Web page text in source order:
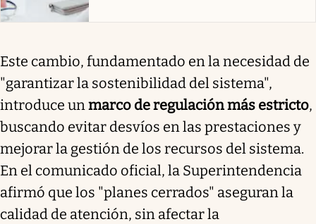
Este cambio, fundamentado en la necesidad de
"garantizar la sostenibilidad del sistema",
introduce unmarco de regulación más estricto,
buscando evitar desvíos en las prestaciones y
mejorar la gestión de los recursos del sistema.
En el comunicado oficial, la Superintendencia
afirmó que los "planes cerrados" aseguran la
calidad de atención, sin afectar la